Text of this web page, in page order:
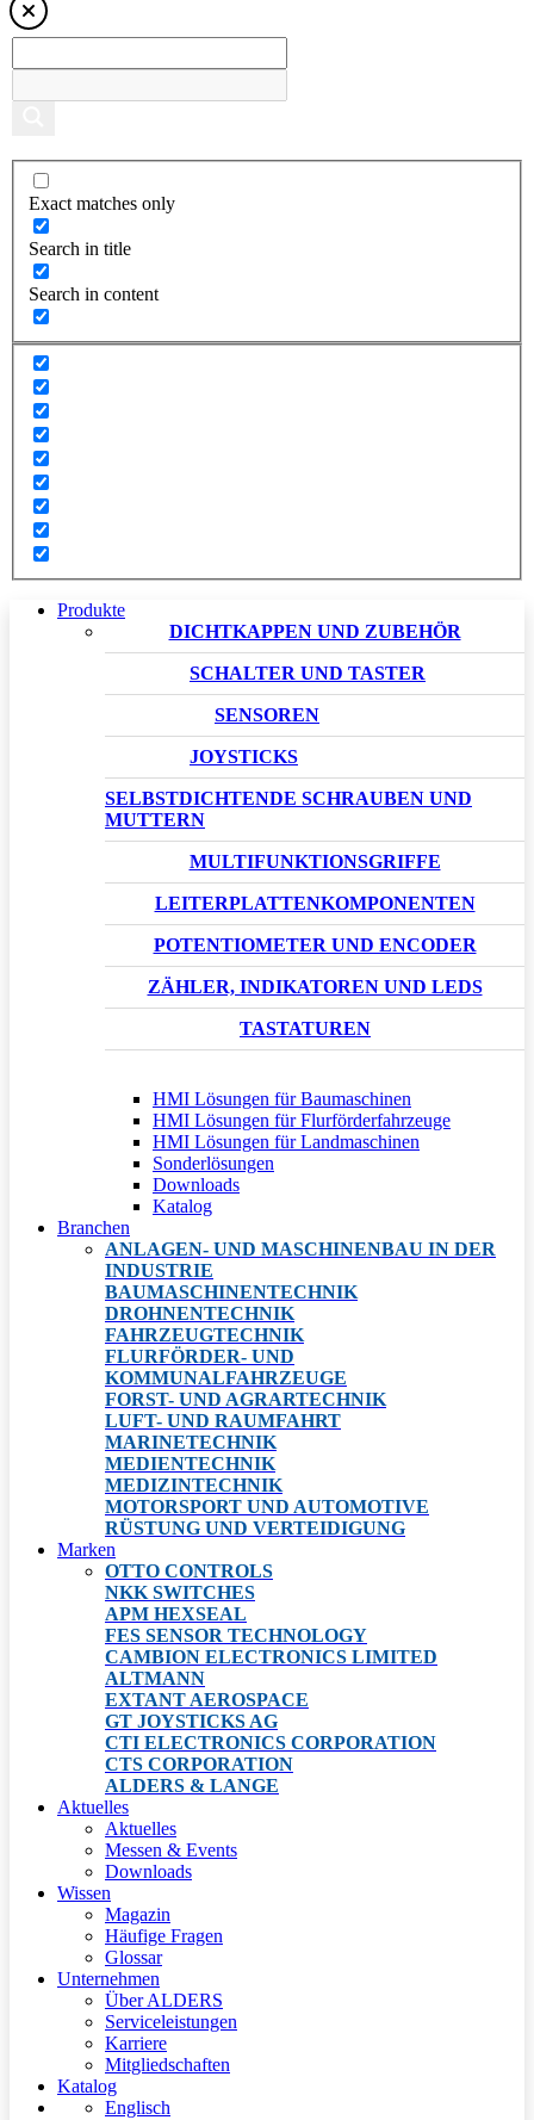
Exact matches only
Search in title
Search in content
Produkte
DICHTKAPPEN UND ZUBEHÖR
SCHALTER UND TASTER
SENSOREN
JOYSTICKS
SELBSTDICHTENDE SCHRAUBEN UND
MUTTERN
MULTIFUNKTIONSGRIFFE
LEITERPLATTENKOMPONENTEN
POTENTIOMETER UND ENCODER
ZÄHLER, INDIKATOREN UND LEDS
TASTATUREN
HMI Lösungen für Baumaschinen
HMI Lösungen für Flurförderfahrzeuge
HMI Lösungen für Landmaschinen
Sonderlösungen
Downloads
Katalog
Branchen
ANLAGEN- UND MASCHINENBAU IN DER
INDUSTRIE
BAUMASCHINENTECHNIK
DROHNENTECHNIK
FAHRZEUGTECHNIK
FLURFÖRDER- UND
KOMMUNALFAHRZEUGE
FORST- UND AGRARTECHNIK
LUFT- UND RAUMFAHRT
MARINETECHNIK
MEDIENTECHNIK
MEDIZINTECHNIK
MOTORSPORT UND AUTOMOTIVE
RÜSTUNG UND VERTEIDIGUNG
Marken
OTTO CONTROLS
NKK SWITCHES
APM HEXSEAL
FES SENSOR TECHNOLOGY
CAMBION ELECTRONICS LIMITED
ALTMANN
EXTANT AEROSPACE
GT JOYSTICKS AG
CTI ELECTRONICS CORPORATION
CTS CORPORATION
ALDERS & LANGE
Aktuelles
Aktuelles
Messen & Events
Downloads
Wissen
Magazin
Häufige Fragen
Glossar
Unternehmen
Über ALDERS
Serviceleistungen
Karriere
Mitgliedschaften
Katalog
Englisch